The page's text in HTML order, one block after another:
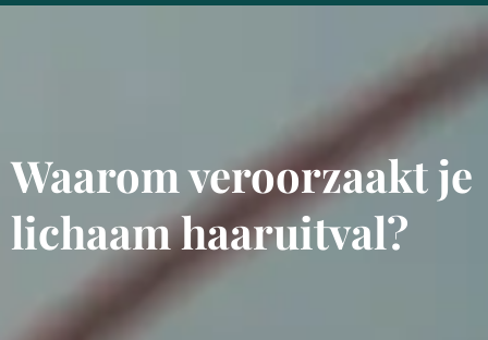
Waarom veroorzaakt je
lichaam haaruitval?